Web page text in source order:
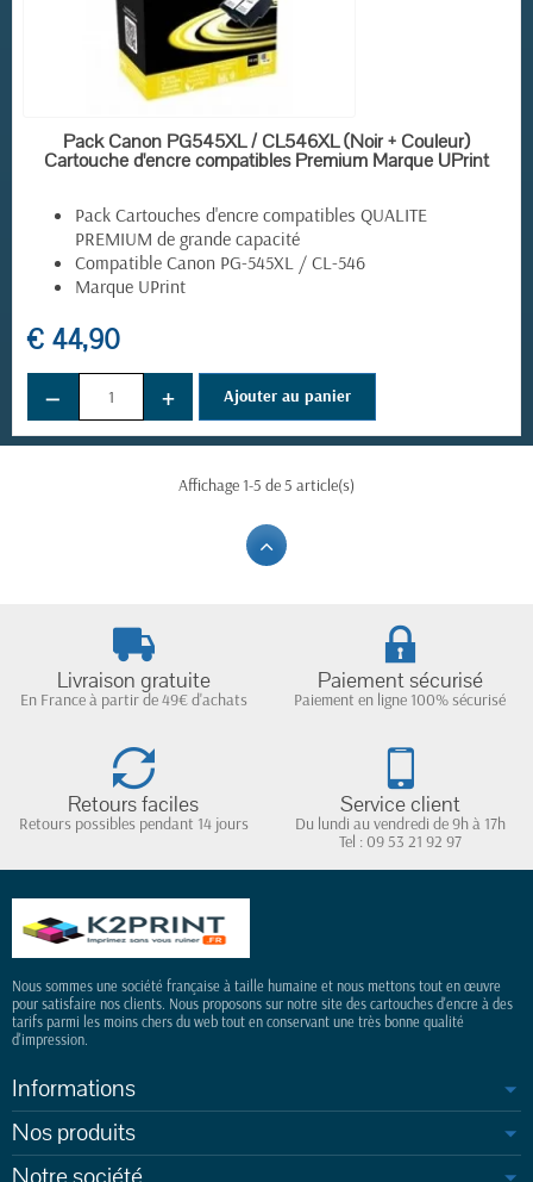
(8 avis)
EN STOCK
Pack Canon PG545XL / CL546XL (Noir + Couleur)
Cartouche d'encre compatibles Premium Marque UPrint
Pack Cartouches d'encre compatibles QUALITE
PREMIUM de grande capacité
Compatible Canon PG-545XL / CL-546
Marque UPrint
€ 44,90
− + Ajouter au panier
Affichage 1-5 de 5 article(s)
Livraison gratuite
En France à partir de 49€ d'achats
Paiement sécurisé
Paiement en ligne 100% sécurisé
Retours faciles
Retours possibles pendant 14 jours
Service client
Du lundi au vendredi de 9h à 17h
Tel : 09 53 21 92 97
Nous sommes une société française à taille humaine et nous mettons tout en œuvre
pour satisfaire nos clients. Nous proposons sur notre site des cartouches d'encre à des
tarifs parmi les moins chers du web tout en conservant une très bonne qualité
d'impression.
Informations
Nos produits